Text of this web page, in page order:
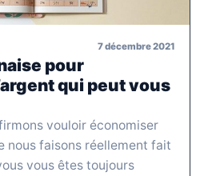
7 décembre 2021
pour
qui peut vous
vouloir économiser
nous faisons réellement fait
vous êtes toujours